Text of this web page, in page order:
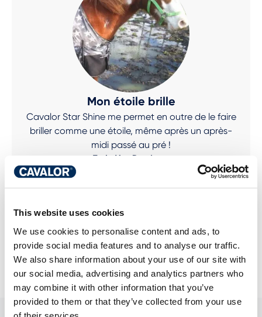
This website uses cookies
We use cookies to personalise content and ads, to
provide social media features and to analyse our traffic.
We also share information about your use of our site with
our social media, advertising and analytics partners who
may combine it with other information that you’ve
provided to them or that they’ve collected from your use
Mon étoile brille
Cavalor Star Shine me permet en outre de le faire
briller comme une étoile, même après un après-
midi passé au pré !
Tatja Van Donderen